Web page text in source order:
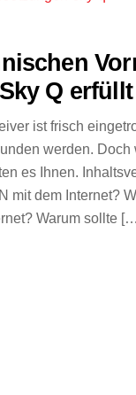
Q
ist frisch
werden.
es Ihnen.
mit dem Internet?
Warum sollte